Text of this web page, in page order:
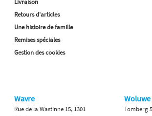
Retours d'articles
Une histoire de famille
Remises spéciales
Gestion des cookies
Wavre
Rue de la Wastinne 15, 1301
Woluwe
Tomberg